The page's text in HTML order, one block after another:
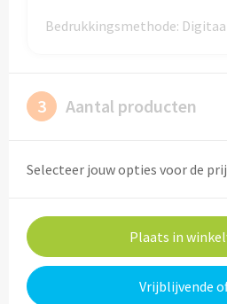
Dubbelwandige glazen bedrukken
Wijnkaraffen bedrukken
Waterkaraffen bedrukken
Vraaghiervrijblijvend je offerte +
Bedrukkingsmethode:
3 Aantal producten
Selecteer jouw opties voor de
Plaats in
Vrijblijvende